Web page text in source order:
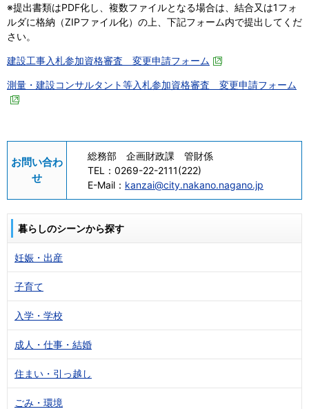
※提出書類はPDF化し、複数ファイルとなる場合は、結合又は1フォ
ルダに格納（ZIPファイル化）の上、下記フォーム内で提出してくだ
さい。
建設工事入札参加資格審査 変更申請フォーム
測量・建設コンサルタント等入札参加資格審査 変更申請フォーム
お問い合わ
せ
総務部 企画財政課 管財係
TEL： 0269-22-2111(222)
E-Mail： kanzai@city.nakano.nagano.jp
暮らしのシーンから探す
妊娠・出産
子育て
入学・学校
成人・仕事・結婚
住まい・引っ越し
ごみ・環境